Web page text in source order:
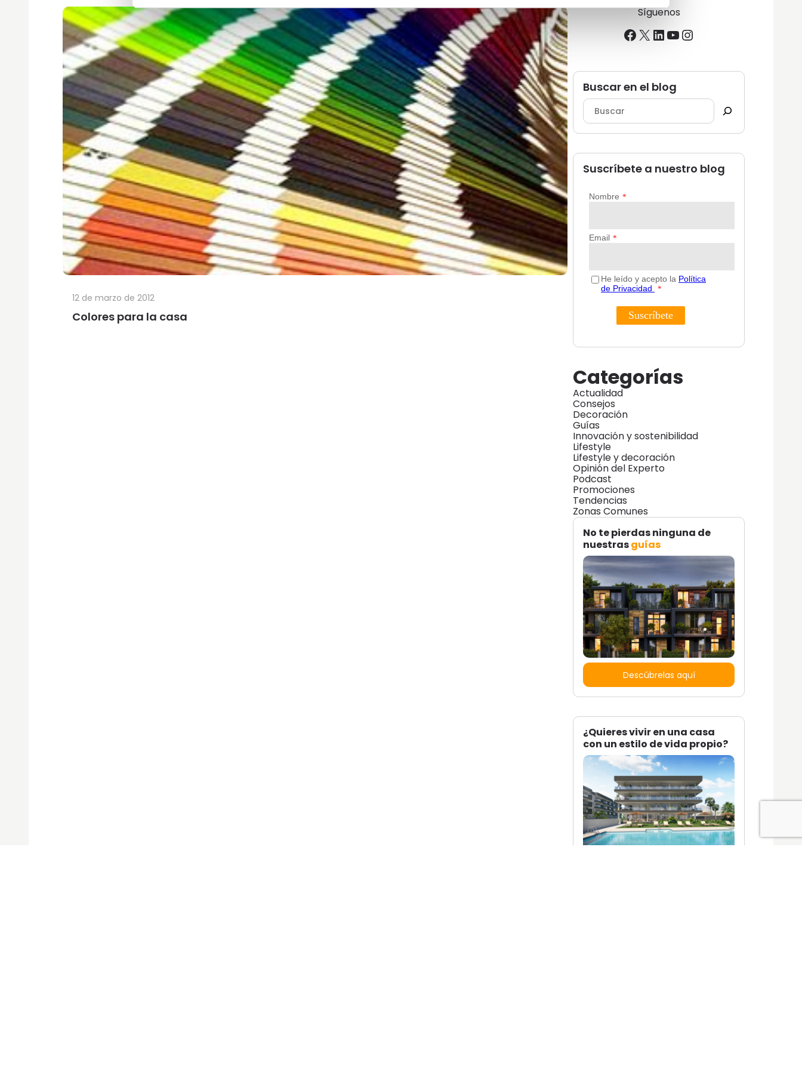
Colores para la casa
12 de marzo de 2012
Síguenos
Facebook
X LinkedIn
YouTube
Instagram
Buscar en el blog
Suscríbete a nuestro blog
Categorías
Actualidad
Consejos
Decoración
Guías
Innovación y sostenibilidad
Lifestyle
Lifestyle y decoración
Opinión del Experto
Podcast
Promociones
Tendencias
Zonas Comunes
No te pierdas ninguna de
nuestrasguías
Descúbrelas aquí
¿Quieres vivir en una casa
con un estilo de vida propio?